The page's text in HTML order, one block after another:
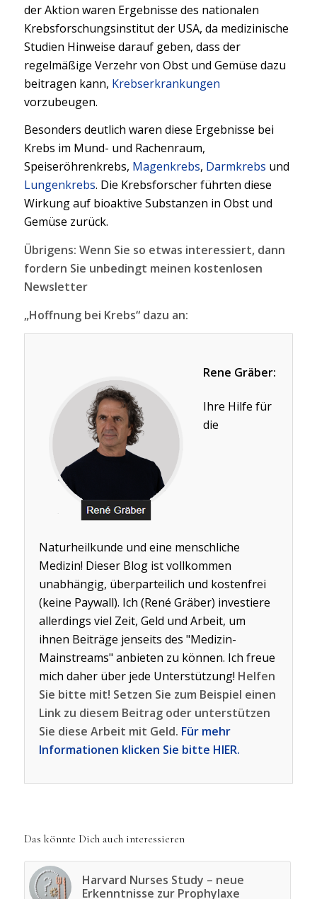
der Aktion waren Ergebnisse des nationalen
Krebsforschungsinstitut der USA, da medizinische
Studien Hinweise darauf geben, dass der
regelmäßige Verzehr von Obst und Gemüse dazu
beitragen kann, Krebserkrankungen
vorzubeugen.
Besonders deutlich waren diese Ergebnisse bei
Krebs im Mund- und Rachenraum,
Speiseröhrenkrebs, Magenkrebs, Darmkrebs und
Lungenkrebs. Die Krebsforscher führten diese
Wirkung auf bioaktive Substanzen in Obst und
Gemüse zurück.
Übrigens: Wenn Sie so etwas interessiert, dann
fordern Sie unbedingt meinen kostenlosen
Newsletter
„Hoffnung bei Krebs“ dazu an:
Rene Gräber:
Ihre Hilfe für
die
Naturheilkunde und eine menschliche
Medizin! Dieser Blog ist vollkommen
unabhängig, überparteilich und kostenfrei
(keine Paywall). Ich (René Gräber) investiere
allerdings viel Zeit, Geld und Arbeit, um
ihnen Beiträge jenseits des "Medizin-
Mainstreams" anbieten zu können. Ich freue
mich daher über jede Unterstützung! Helfen
Sie bitte mit! Setzen Sie zum Beispiel einen
Link zu diesem Beitrag oder unterstützen
Sie diese Arbeit mit Geld. Für mehr
Informationen klicken Sie bitte HIER.
Das könnte Dich auch interessieren
Harvard Nurses Study – neue
Erkenntnisse zur Prophylaxe